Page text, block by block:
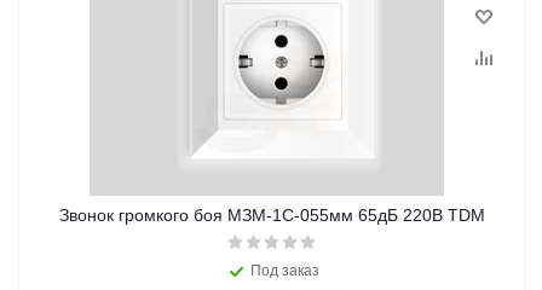
Звонок громкого боя МЗМ-1С-055мм 65дБ 220В TDM
Под заказ